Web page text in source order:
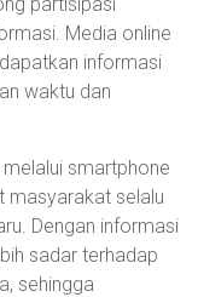
Media online
informasi
waktu dan
smartphone
masyarakat selalu
Dengan informasi
sadar terhadap
sehingga